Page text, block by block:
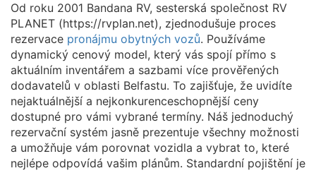
Od roku 2001 Bandana RV, sesterská společnost RV
PLANET (https://rvplan.net), zjednodušuje proces
rezervace pronájmu obytných vozů. Používáme
dynamický cenový model, který vás spojí přímo s
aktuálním inventářem a sazbami více prověřených
dodavatelů v oblasti Belfastu. To zajišťuje, že uvidíte
nejaktuálnější a nejkonkurenceschopnější ceny
dostupné pro vámi vybrané termíny. Náš jednoduchý
rezervační systém jasně prezentuje všechny možnosti
a umožňuje vám porovnat vozidla a vybrat to, které
nejlépe odpovídá vašim plánům. Standardní pojištění je